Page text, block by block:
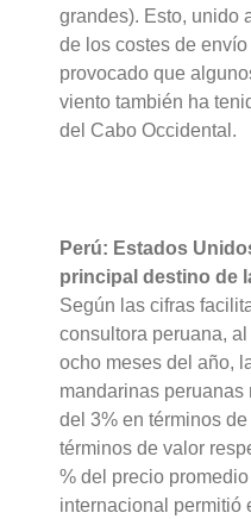
grandes). Esto, unido
de los costes de
provocado que
viento también ha
del Cabo Occidental.
Perú: Estados
principal destino de
Según las cifras
consultora peruana,
ocho meses del año,
mandarinas peruanas
del 3% en términos
términos de valor
% del precio
internacional permitió